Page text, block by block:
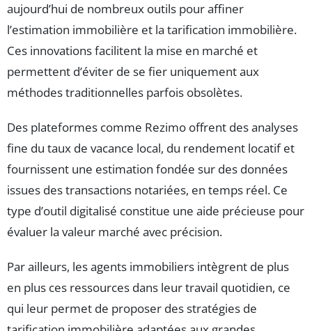
aujourd’hui de nombreux outils pour affiner
l’estimation immobilière et la tarification immobilière.
Ces innovations facilitent la mise en marché et
permettent d’éviter de se fier uniquement aux
méthodes traditionnelles parfois obsolètes.
Des plateformes comme Rezimo offrent des analyses
fine du taux de vacance local, du rendement locatif et
fournissent une estimation fondée sur des données
issues des transactions notariées, en temps réel. Ce
type d’outil digitalisé constitue une aide précieuse pour
évaluer la valeur marché avec précision.
Par ailleurs, les agents immobiliers intègrent de plus
en plus ces ressources dans leur travail quotidien, ce
qui leur permet de proposer des stratégies de